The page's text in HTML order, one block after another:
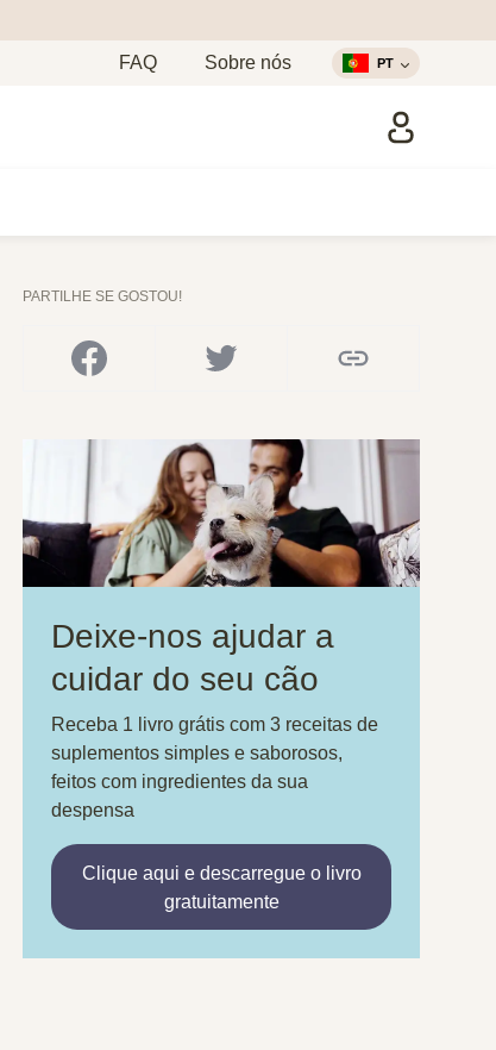
FAQ Sobre nós PT
PARTILHE SE GOSTOU!
Deixe-nos ajudar a
cuidar do seu cão
Receba 1 livro grátis com 3 receitas de
suplementos simples e saborosos,
feitos com ingredientes da sua
despensa
Clique aqui e descarregue o livro
gratuitamente